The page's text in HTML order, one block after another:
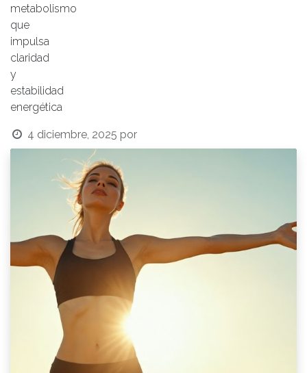
metabolismo
que
impulsa
claridad
y
estabilidad
energética
4 diciembre, 2025 por